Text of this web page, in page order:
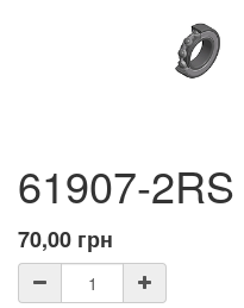
61907-
70,00 грн